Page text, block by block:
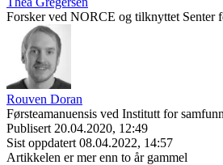
Forsker ved NORCE og tilknyttet Senter
Rouven Doran
Førsteamanuensis ved Institutt for
Publisert 20.04.2020, 12:49
Sist oppdatert 08.04.2022, 14:57
Artikkelen er mer enn to år gammel